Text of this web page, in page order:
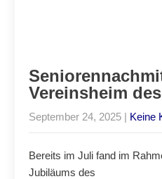
Vereinsheim
September 24, 2025 | Keine
Bereits im Juli fand im
Jubiläums des